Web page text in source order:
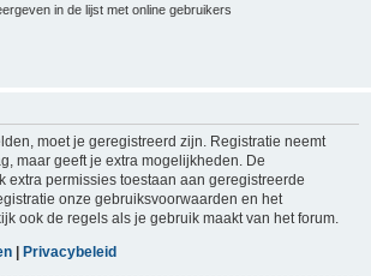
in de lijst met online gebruikers
moet je geregistreerd zijn. Registratie neemt
maar geeft je extra mogelijkheden. De
extra permissies toestaan aan geregistreerde
onze gebruiksvoorwaarden en het
ook de regels als je gebruik maakt van het forum.
| Privacybeleid